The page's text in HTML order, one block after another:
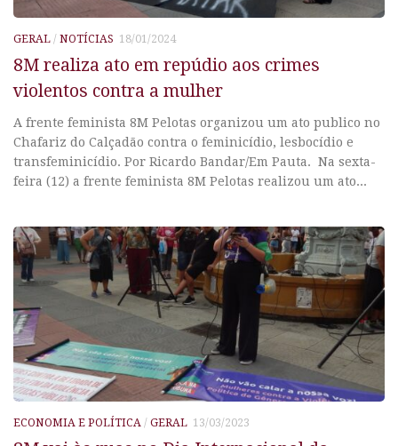
GERAL / NOTÍCIAS 18/01/2024
8M realiza ato em repúdio aos crimes
violentos contra a mulher
A frente feminista 8M Pelotas organizou um ato publico no
Chafariz do Calçadão contra o feminicídio, lesbocídio e
transfeminicídio. Por Ricardo Bandar/Em Pauta. Na sexta-
feira (12) a frente feminista 8M Pelotas realizou um ato...
ECONOMIA E POLÍTICA / GERAL 13/03/2023